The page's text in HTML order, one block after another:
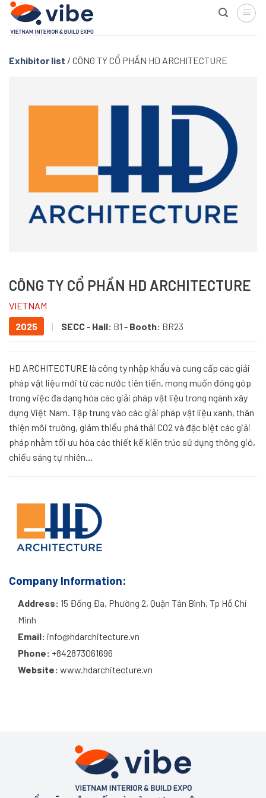
Skip
content
Exhibitor list / CÔNG TY CỔ PHẦN HD ARCHITECTURE
CÔNG TY CỔ PHẦN HD ARCHITECTURE
VIETNAM
2025
| SECC- Hall: B1 - Booth: BR23
HD ARCHITECTURE là công ty nhập khẩu và cung cấp các giải
pháp vật liệu mới từ các nước tiên tiến, mong muốn đóng góp
trong việc đa dạng hóa các giải pháp vật liệu trong ngành xây
dựng Việt Nam. Tập trung vào các giải pháp vật liệu xanh, thân
thiện môi trường, giảm thiểu phá thải CO2 và đặc biệt các giải
pháp nhằm tối ưu hóa các thiết kế kiến trúc sử dụng thông gió,
chiếu sáng tự nhiên…
Company Information:
Address: 15 Đống Đa, Phường 2, Quận Tân Bình, Tp Hồ Chí
Minh
Email: info@hdarchitecture.vn
Phone: +842873061696
Website: www.hdarchitecture.vn